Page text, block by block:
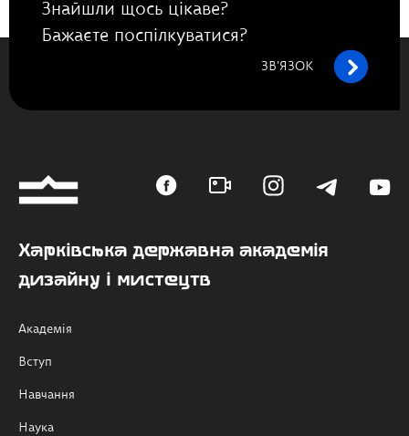
Знайшли щось цікаве?
Бажаєте поспілкуватися?
ЗВ’ЯЗОК
Харківська державна академія
дизайну і мистецтв
Академія
Вступ
Навчання
Наука